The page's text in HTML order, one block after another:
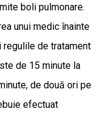
boli pulmonare.
unui medic înainte
regulile de tratament
de 15 minute la
de două ori pe
efectuat